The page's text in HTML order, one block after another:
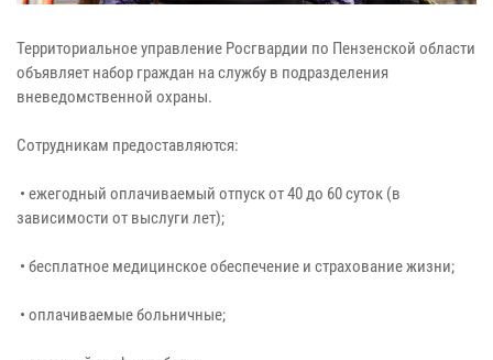
Территориальное управление Росгвардии по Пензенской области
объявляет набор граждан на службу в подразделения
вневедомственной охраны.
Сотрудникам предоставляются:
• ежегодный оплачиваемый отпуск от 40 до 60 суток (в
зависимости от выслуги лет);
• бесплатное медицинское обеспечение и страхование жизни;
• оплачиваемые больничные;